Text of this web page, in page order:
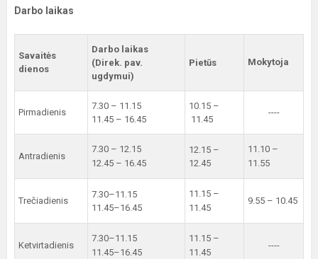
Darbo laikas
Savaitės
dienos
Darbo laikas
(Direk. pav.
ugdymui)
Pietūs Mokytoja
Pirmadienis
7.30 – 11.15
11.45 – 16.45
10.15 –
11.45
----
Antradienis
7.30 – 12.15
12.45 – 16.45
12.15 –
12.45
11.10 –
11.55
Trečiadienis
7.30–11.15
11.45–16.45
11.15 –
11.45
9.55 – 10.45
Ketvirtadienis
7.30–11.15
11.45–16.45
11.15 –
11.45
----